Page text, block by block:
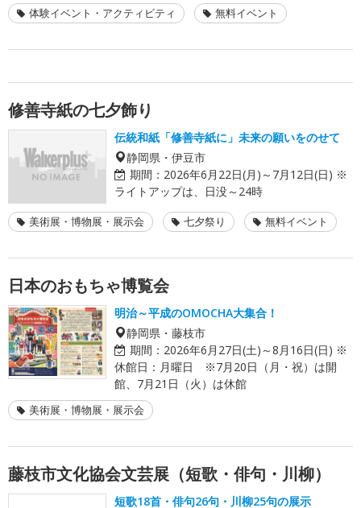
体験イベント・アクティビティ 無料イベント
修善寺紙の七夕飾り
伝統和紙「修善寺紙に」未来の願いをのせて
静岡県・伊豆市
期間： 2026年6月22日(月)～7月12日(日) ※
ライトアップは、日没～24時
美術展・博物展・展示会 七夕祭り 無料イベント
日本のおもちゃ博覧会
明治～平成のOMOCHA大集合！
静岡県・藤枝市
期間： 2026年6月27日(土)～8月16日(日) ※
休館日：月曜日 ※7月20日（月・祝）は開
館、7月21日（火）は休館
美術展・博物展・展示会
藤枝市文化協会文芸展（短歌・俳句・川柳）
短歌18首・俳句26句・川柳25句の展示